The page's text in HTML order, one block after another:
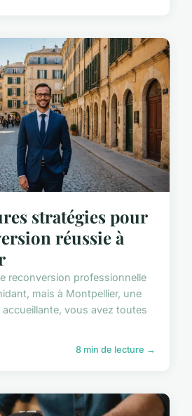
stratégies pour
réussie à
reconversion professionnelle
mais à Montpellier, une
vous avez toutes
8 min de lecture →